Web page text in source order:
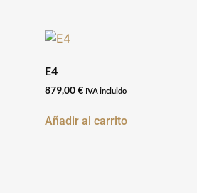
E4
879,00€ IVA incluido
Añadir al carrito